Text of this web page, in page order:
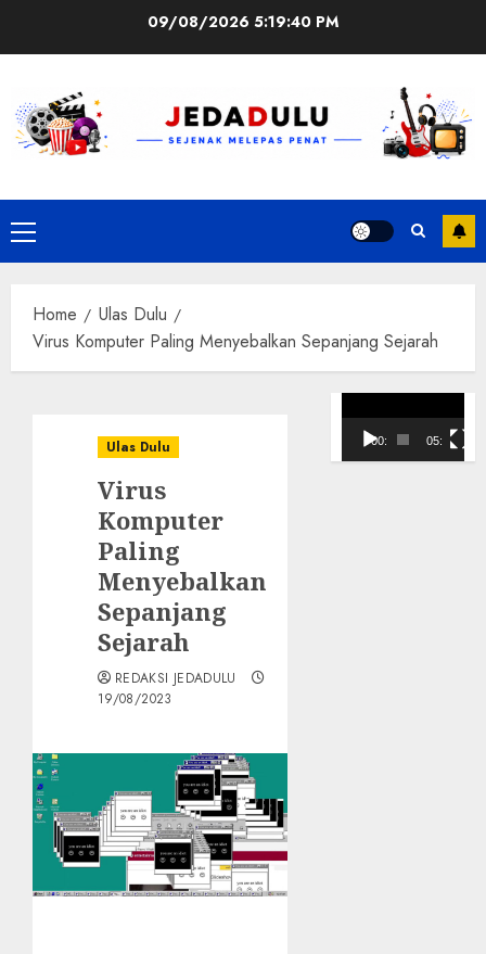
09/08/20265:19:41 PM
Primary
Menu
Home
Ulas Dulu
Virus Komputer Paling Menyebalkan Sepanjang Sejarah
Ulas Dulu
Virus
Komputer
Paling
Menyebalkan
Sepanjang
Sejarah
REDAKSI JEDADULU
19/08/2023
Video
00:00 05:10